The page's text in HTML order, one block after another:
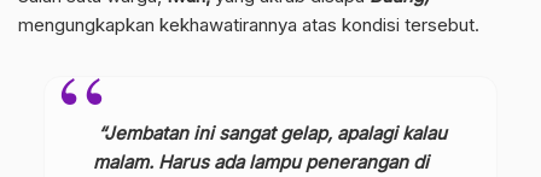
mengungkapkan kekhawatirannya atas kondisi tersebut.
“Jembatan ini sangat gelap, apalagi kalau
malam. Harus ada lampu penerangan di